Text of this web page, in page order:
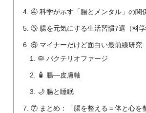
④ 科学が示す「腸とメンタル」の関
⑤ 腸を元気にする生活習慣7選（科学
⑥ マイナーだけど面白い最前線研究
🦠 バクテリオファージ
🧴 腸―皮膚軸
🌙 腸と睡眠
⑦ まとめ：「腸を整える＝体と心を